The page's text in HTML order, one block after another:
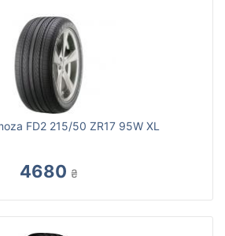
FD2 215/50 ZR17 95W XL
4680 ₴